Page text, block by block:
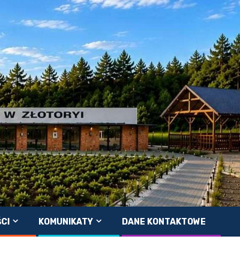
KOMUNIKATY DANE KONTAKTOWE